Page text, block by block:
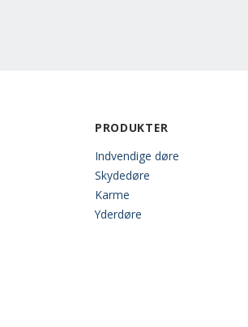
PRODUKTER
Indvendige døre
Skydedøre
Karme
Yderdøre